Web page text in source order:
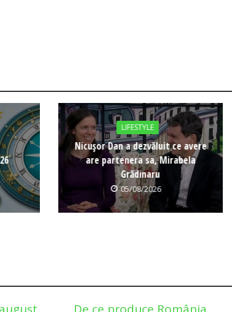
LIFESTYLE
Nicușor Dan a dezvăluit ce avere
are partenera sa, Mirabela
Grădinaru
05/08/2026